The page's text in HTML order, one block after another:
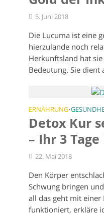
5. Juni 2018
Die Lucuma ist eine
hierzulande noch
Herkunftsland hat
Bedeutung. Sie dient
ERNÄHRUNG•
Detox Kur
– Ihr 3 Tage
22. Mai 2018
Den Körper
Schwung bringen
all das geht mit einer
funktioniert, erkläre